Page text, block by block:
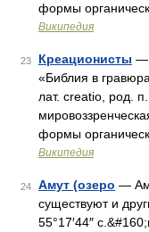
формы
Википедия
23 Креационисты —
«Библия в
лат. creatio, род.
формы
Википедия
24 Амут (озеро —
существуют и
55°17′44″